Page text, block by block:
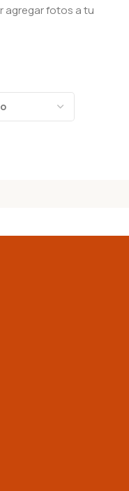
agregar fotos a tu